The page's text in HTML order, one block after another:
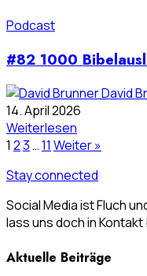
Podcast
#82 1000
David
14. April 2026
Weiterlesen
1 23…11 Weiter »
Stay connected
Social Media ist Fluch
lass uns doch in
Aktuelle Beiträge